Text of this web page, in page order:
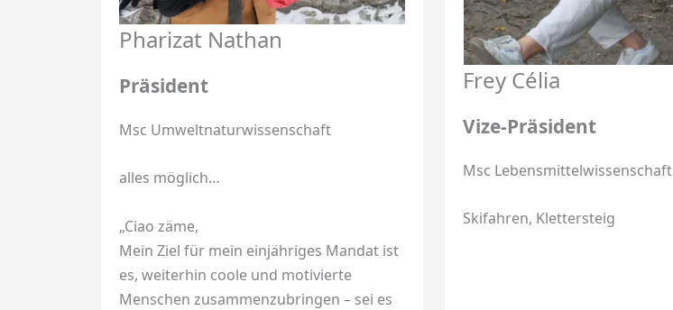
Pharizat Nathan
Präsident
Msc Umweltnaturwissenschaft
alles möglich…
„Ciao zäme,
Mein Ziel für mein einjähriges Mandat ist
es, weiterhin coole und motivierte
Menschen zusammenzubringen – sei es
Frey Célia
Vize-Präsident
Msc Lebensmittelwissenschaft
Skifahren, Klettersteig